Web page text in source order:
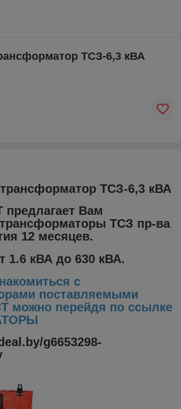
ТСЗ-6,3 кВА
ТСЗ-6,3 кВА
Вам
ТСЗ пр-ва
12 месяцев.
1.6 кВА до 630 кВА.
с
поставляемыми
можно перейдя по ссылке
g6653298-